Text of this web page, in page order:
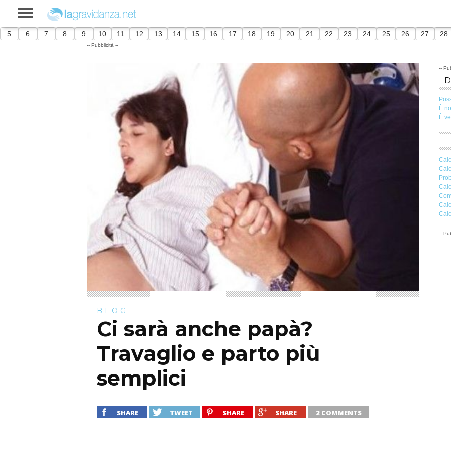
5 6 7 8 9 10 11 12 13 14 15 16 17 18 19 20 21 22 23 24 25 26 27 28
-- Pubblicità --
BLOG
Ci sarà anche papà?
Travaglio e parto più
semplici
SHARE TWEET SHARE SHARE 2 COMMENTS
--
È
È
--